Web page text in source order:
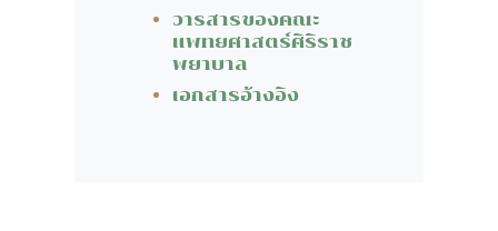
วารสารของคณะ
แพทยศาสตร์ศิริราช
พยาบาล
เอกสารอ้างอิง